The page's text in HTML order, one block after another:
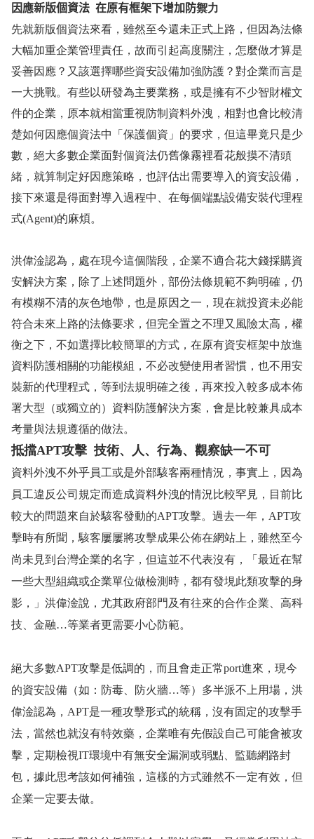
因應新版個資法 在原有框架下增加防禦力
先就新版個資法來看，雖然至今還未正式上路，但因為法條
大幅加重企業管理責任，故而引起高度關注，怎麼做才算是
妥善因應？又該選擇哪些資安設備加強防護？對企業而言是
一大挑戰。有些以研發為主要業務，或是擁有不少智財權文
件的企業，原本就相當重視防制資料外洩，相對也會比較清
楚如何因應個資法中「保護個資」的要求，但這畢竟只是少
數，絕大多數企業面對個資法仍舊像霧裡看花般摸不清頭
緒，就算制定好因應策略，也評估出需要導入的資安設備，
接下來還是得面對導入過程中、在每個端點設備安裝代理程
式(Agent)的麻煩。
洪偉淦認為，處在現今這個階段，企業不適合花大錢採購資
安解決方案，除了上述問題外，部份法條規範不夠明確，仍
有模糊不清的灰色地帶，也是原因之一，現在就投資未必能
符合未來上路的法條要求，但完全置之不理又風險太高，權
衡之下，不如選擇比較簡單的方式，在原有資安框架中放進
資料防護相關的功能模組，不必改變使用者習慣，也不用安
裝新的代理程式，等到法規明確之後，再來投入較多成本佈
署大型（或獨立的）資料防護解決方案，會是比較兼具成本
考量與法規遵循的做法。
抵擋APT攻擊 技術、人、行為、觀察缺一不可
資料外洩不外乎員工或是外部駭客兩種情況，事實上，因為
員工違反公司規定而造成資料外洩的情況比較罕見，目前比
較大的問題來自於駭客發動的APT攻擊。過去一年， APT攻
擊時有所聞，駭客屢屢將攻擊成果公佈在網站上，雖然至今
尚未見到台灣企業的名字，但這並不代表沒有，「最近在幫
一些大型組織或企業單位做檢測時，都有發垷此類攻擊的身
影，」洪偉淦說，尤其政府部門及有往來的合作企業、高科
技、金融…等業者更需要小心防範。
絕大多數APT攻擊是低調的，而且會走正常port進來，現今
的資安設備（如：防毒、防火牆…等）多半派不上用場，洪
偉淦認為， APT是一種攻擊形式的統稱，沒有固定的攻擊手
法，當然也就沒有特效藥，企業唯有先假設自己可能會被攻
擊，定期檢視IT環境中有無安全漏洞或弱點、監聽網路封
包，據此思考該如何補強，這樣的方式雖然不一定有效，但
企業一定要去做。